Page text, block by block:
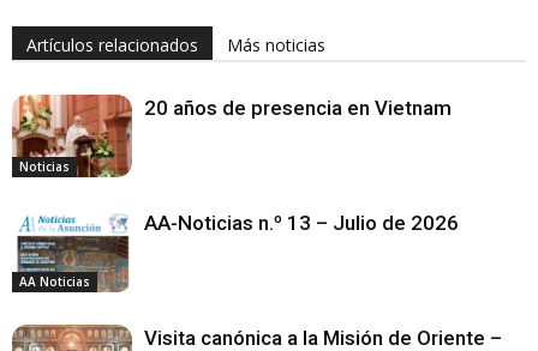
Artículos relacionados Más noticias
Noticias
20 años de presencia en Vietnam
AA Noticias
AA-Noticias n.º 13 – Julio de 2026
Visita canónica a la Misión de Oriente –